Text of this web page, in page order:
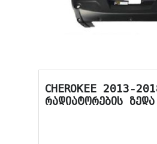
CHEROKEE 2013-
რადიატორების